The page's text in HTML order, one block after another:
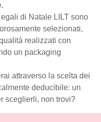
di Natale LILT sono
selezionati,
realizzati con
un packaging
attraverso la scelta dei
deducibile: un
sceglierli, non trovi?